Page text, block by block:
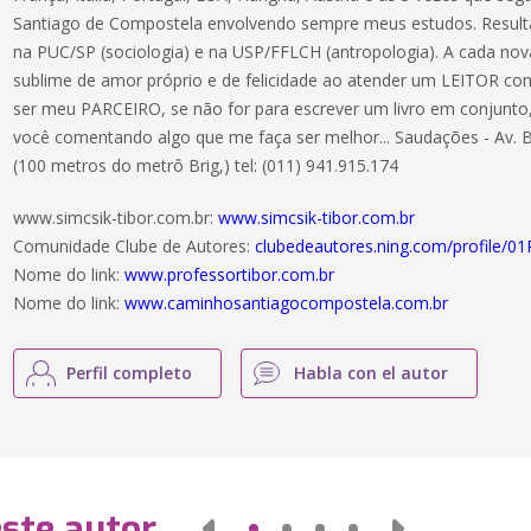
Santiago de Compostela envolvendo sempre meus estudos.
na PUC/SP (sociologia) e na USP/FFLCH (antropologia). A cada
sublime de amor próprio e de felicidade ao atender um LEITOR
ser meu PARCEIRO, se não for para escrever um livro em
você comentando algo que me faça ser melhor... Saudações - Av.
(100 metros do metrô Brig,) tel: (011) 941.915.174
www.simcsik-tibor.com.br:www.simcsik-tibor.com.br
Comunidade Clube de Autores:clubedeautores.ning.com/profile/
Nome do link:www.professortibor.com.br
Nome do link:www.caminhosantiagocompostela.com.br
Perfil completo Habla con el autor